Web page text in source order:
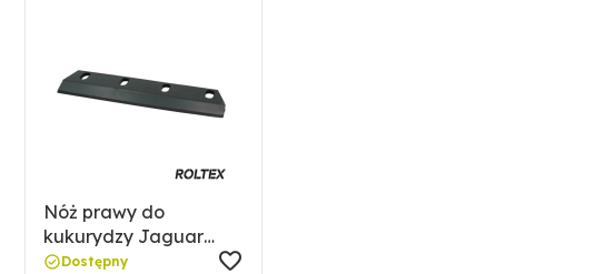
Zalety produktu
Precyzyjne dopasowanie do sieczkarni CLAAS Jaguar serii 800-900
Zapewnia czyste i wydajne cięcie kukurydzy
Długa żywotność w trudnych warunkach polowych
Optymalizacja jakości sieczki i zmniejszenie strat
Nóż prawy do
kukurydzy Jaguar
9846910 / 0009846910
Dostępny